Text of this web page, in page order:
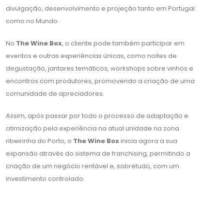
divulgação, desenvolvimento e projeção tanto em Portugal
como no Mundo.
No The Wine Box, o cliente pode também participar em
eventos e outras experiências únicas, como noites de
degustação, jantares temáticos, workshops sobre vinhos e
encontros com produtores, promovendo a criação de uma
comunidade de apreciadores.
Assim, após passar por todo o processo de adaptação e
otimização pela experiência na atual unidade na zona
ribeirinha do Porto, o The Wine Boxinicia agora a sua
expansão através do sistema de franchising, permitindo a
criação de um negócio rentável e, sobretudo, com um
investimento controlado.